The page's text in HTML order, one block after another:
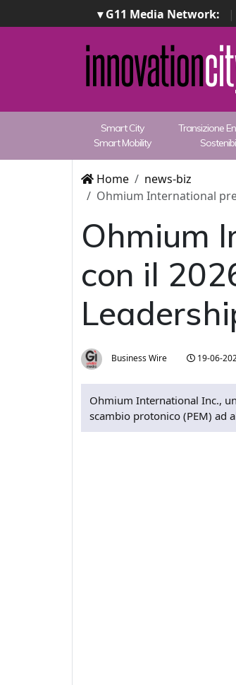
▾ G11 Media Network: |
Smart City
Smart Mobility
Transizione
Home
news-biz
Ohmium International
Ohmium
con il
Business Wire 19-06-
Ohmium International Inc.,
scambio protonico (PEM) ad